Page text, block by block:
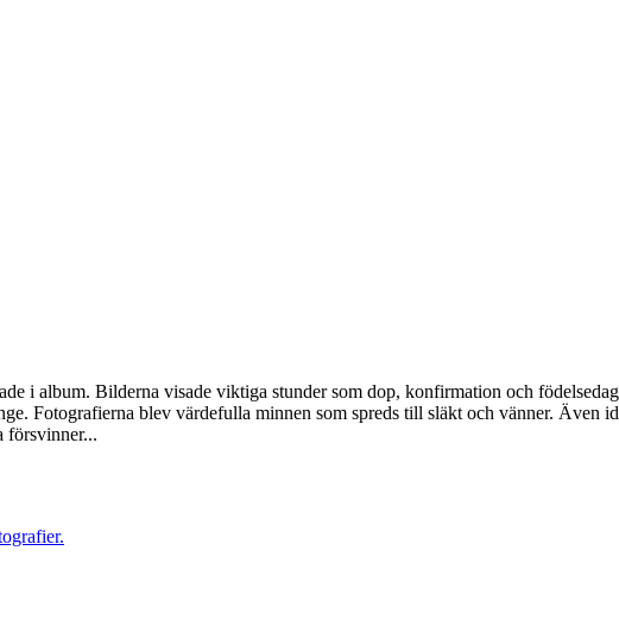
i album. Bilderna visade viktiga stunder som dop, konfirmation och
Fotografierna blev värdefulla minnen som spreds till släkt och vänner. Även
försvinner...